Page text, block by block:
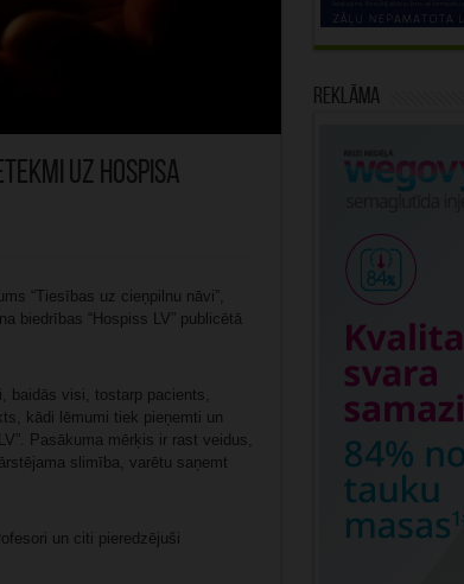
uz hospisa
“Tiesības uz cieņpilnu nāvi”,
biedrības “Hospiss LV” publicētā
baidās visi, tostarp pacients,
kādi lēmumi tiek pieņemti un
Pasākuma mērķis ir rast veidus,
slimība, varētu saņemt
un citi pieredzējuši
Reklāma